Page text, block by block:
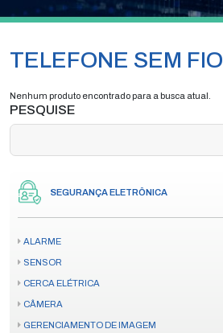
PESQUISE
SEGURANÇA ELETRÔNICA
ALARME
SENSOR
CERCA ELÉTRICA
CÂMERA
GERENCIAMENTO DE IMAGEM
TELEFONE SEM FIO
Nenhum produto encontrado para a busca atual.